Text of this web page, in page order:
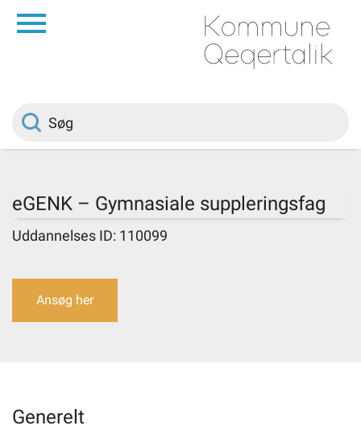
Borger
Om kommunen
Selvbetjening
eGENK – Gymnasiale suppleringsfag
Uddannelses ID: 110099
Ansøg her
Generelt